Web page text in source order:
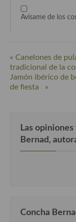
Avísame de los
« Canelones de
tradicional de la
Jamón ibérico de
de fiesta »
Las
Bernad,
Concha